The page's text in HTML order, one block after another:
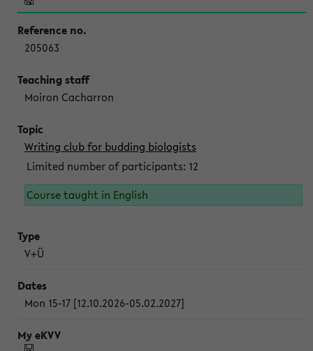
205063
Moiron Cacharron
Writing club for budding biologists
Limited number of participants: 12
Course taught in English
V+Ü
Mon 15-17 [12.10.2026-05.02.2027]